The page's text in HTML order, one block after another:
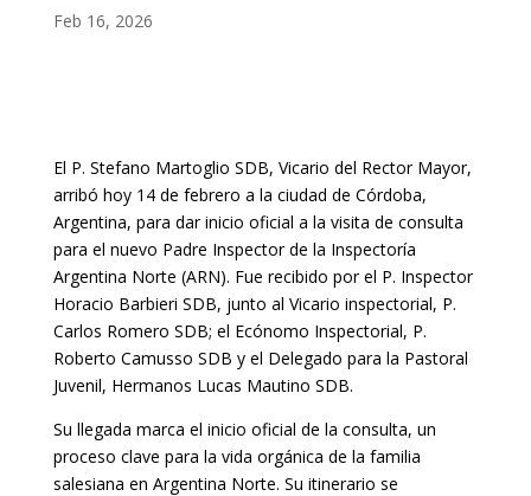
Feb 16, 2026
El P. Stefano Martoglio SDB, Vicario del Rector Mayor,
arribó hoy 14 de febrero a la ciudad de Córdoba,
Argentina, para dar inicio oficial a la visita de consulta
para el nuevo Padre Inspector de la Inspectoría
Argentina Norte (ARN). Fue recibido por el P. Inspector
Horacio Barbieri SDB, junto al Vicario inspectorial, P.
Carlos Romero SDB; el Ecónomo Inspectorial, P.
Roberto Camusso SDB y el Delegado para la Pastoral
Juvenil, Hermanos Lucas Mautino SDB.
Su llegada marca el inicio oficial de la consulta, un
proceso clave para la vida orgánica de la familia
salesiana en Argentina Norte. Su itinerario se